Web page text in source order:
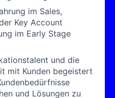
im Sales,
Key Account
im Early Stage
und die
mit Kunden begeistert
und Lösungen zu